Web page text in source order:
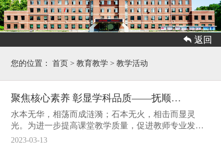
 返回
您的位置： 首页 >教育教学 >教学活动
聚焦核心素养 彰显学科品质——抚顺五中开展优课评比活动纪实
水本无华，相荡而成涟漪；石本无火，相击而显灵
光。为进一步提高课堂教学质量，促进教师专业发
展，在学校教务处的精心组织安排下，从2022年11月
2023-03-13